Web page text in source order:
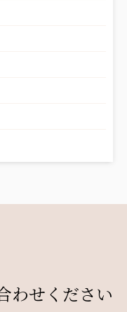
わせください